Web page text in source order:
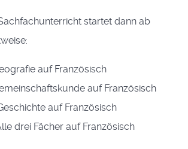
startet dann ab
auf Französisch
auf Französisch
auf Französisch
drei Fächer auf Französisch